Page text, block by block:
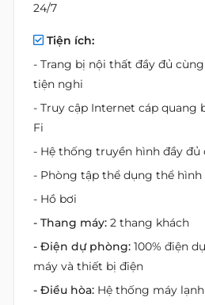
24/7
Tiện ích:
- Trang bị nội thất đầy đủ
tiện nghi
- Truy cập Internet cáp
Fi
- Hệ thống truyền hình đầy đủ
- Phòng tập thể dụng thể hình
- Hồ bơi
- Thang máy: 2 thang khách
- Điện dự phòng: 100% điện
máy và thiết bị điện
- Điều hòa: Hệ thống máy